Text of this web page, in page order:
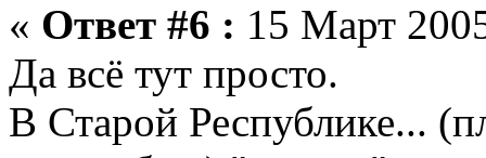
« Ответ #6 : 15 Март
Да всё тут просто.
В Старой Республике...